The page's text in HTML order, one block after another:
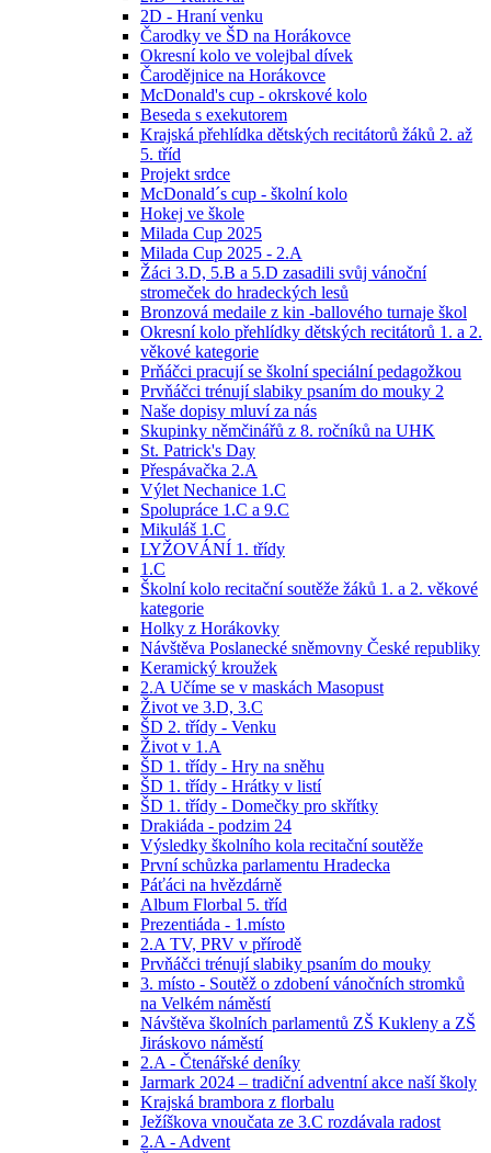
2D - Hraní venku
Čarodky ve ŠD na Horákovce
Okresní kolo ve volejbal dívek
Čarodějnice na Horákovce
McDonald's cup - okrskové kolo
Beseda s exekutorem
Krajská přehlídka dětských recitátorů žáků 2. až
5. tříd
Projekt srdce
McDonald´s cup - školní kolo
Hokej ve škole
Milada Cup 2025
Milada Cup 2025 - 2.A
Žáci 3.D, 5.B a 5.D zasadili svůj vánoční
stromeček do hradeckých lesů
Bronzová medaile z kin -ballového turnaje škol
Okresní kolo přehlídky dětských recitátorů 1. a 2.
věkové kategorie
Prňáčci pracují se školní speciální pedagožkou
Prvňáčci trénují slabiky psaním do mouky 2
Naše dopisy mluví za nás
Skupinky němčinářů z 8. ročníků na UHK
St. Patrick's Day
Přespávačka 2.A
Výlet Nechanice 1.C
Spolupráce 1.C a 9.C
Mikuláš 1.C
LYŽOVÁNÍ 1. třídy
1.C
Školní kolo recitační soutěže žáků 1. a 2. věkové
kategorie
Holky z Horákovky
Návštěva Poslanecké sněmovny České republiky
Keramický kroužek
2.A Učíme se v maskách Masopust
Život ve 3.D, 3.C
ŠD 2. třídy - Venku
Život v 1.A
ŠD 1. třídy - Hry na sněhu
ŠD 1. třídy - Hrátky v listí
ŠD 1. třídy - Domečky pro skřítky
Drakiáda - podzim 24
Výsledky školního kola recitační soutěže
První schůzka parlamentu Hradecka
Páťáci na hvězdárně
Album Florbal 5. tříd
Prezentiáda - 1.místo
2.A TV, PRV v přírodě
Prvňáčci trénují slabiky psaním do mouky
3. místo - Soutěž o zdobení vánočních stromků
na Velkém náměstí
Návštěva školních parlamentů ZŠ Kukleny a ZŠ
Jiráskovo náměstí
2.A - Čtenářské deníky
Jarmark 2024 – tradiční adventní akce naší školy
Krajská brambora z florbalu
Ježíškova vnoučata ze 3.C rozdávala radost
2.A - Advent